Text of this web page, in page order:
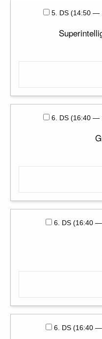
5. DS (14:50 —
6. DS (16:40 —
6. DS (16:40
6. DS (16:40